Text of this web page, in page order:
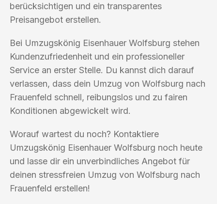
berücksichtigen und ein transparentes
Preisangebot erstellen.
Bei Umzugskönig Eisenhauer Wolfsburg stehen
Kundenzufriedenheit und ein professioneller
Service an erster Stelle. Du kannst dich darauf
verlassen, dass dein Umzug von Wolfsburg nach
Frauenfeld schnell, reibungslos und zu fairen
Konditionen abgewickelt wird.
Worauf wartest du noch? Kontaktiere
Umzugskönig Eisenhauer Wolfsburg noch heute
und lasse dir ein unverbindliches Angebot für
deinen stressfreien Umzug von Wolfsburg nach
Frauenfeld erstellen!